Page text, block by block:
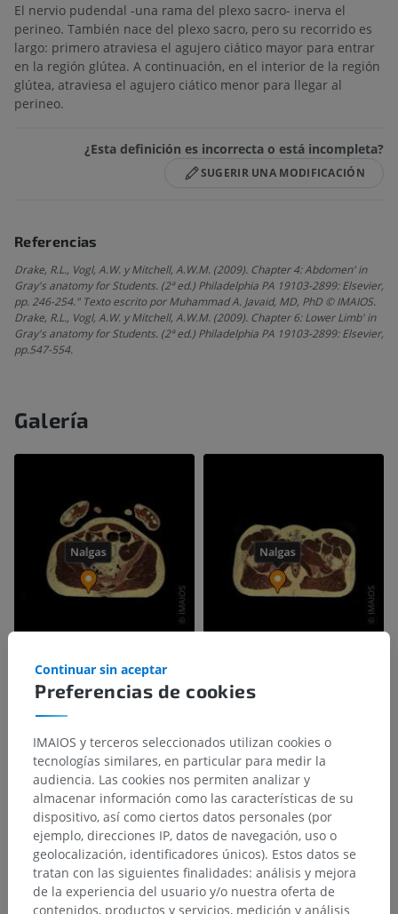
El nervio pudendal -una rama del plexo sacro- inerva el
perineo. También nace del plexo sacro, pero su recorrido es
largo: primero atraviesa el agujero ciático mayor para entrar
en la región glútea. A continuación, en el interior de la región
glútea, atraviesa el agujero ciático menor para llegar al
perineo.
¿Esta definición es incorrecta o está incompleta?
SUGERIR UNA MODIFICACIÓN
Referencias
Drake, R.L., Vogl, A.W. y Mitchell, A.W.M. (2009). Chapter 4: Abdomen' in
Gray's anatomy for Students. (2ª ed.) Philadelphia PA 19103-2899: Elsevier,
pp. 246-254." Texto escrito por Muhammad A. Javaid, MD, PhD © IMAIOS.
Drake, R.L., Vogl, A.W. y Mitchell, A.W.M. (2009). Chapter 6: Lower Limb' in
Gray's anatomy for Students. (2ª ed.) Philadelphia PA 19103-2899: Elsevier,
pp.547-554.
Galería
Preferencias de cookies
Continuar sin aceptar
IMAIOS y terceros seleccionados utilizan cookies o
tecnologías similares, en particular para medir la
audiencia. Las cookies nos permiten analizar y
almacenar información como las características de su
dispositivo, así como ciertos datos personales (por
ejemplo, direcciones IP, datos de navegación, uso o
geolocalización, identificadores únicos). Estos datos se
tratan con las siguientes finalidades: análisis y mejora
de la experiencia del usuario y/o nuestra oferta de
contenidos, productos y servicios, medición y análisis